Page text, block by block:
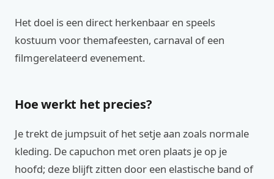
Het doel is een direct herkenbaar en speels
kostuum voor themafeesten, carnaval of een
filmgerelateerd evenement.
Hoe werkt het precies?
Je trekt de jumpsuit of het setje aan zoals normale
kleding. De capuchon met oren plaats je op je
hoofd; deze blijft zitten door een elastische band of